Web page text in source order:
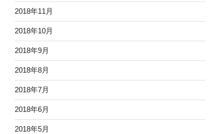
2018年11月
2018年10月
2018年9月
2018年8月
2018年7月
2018年6月
2018年5月